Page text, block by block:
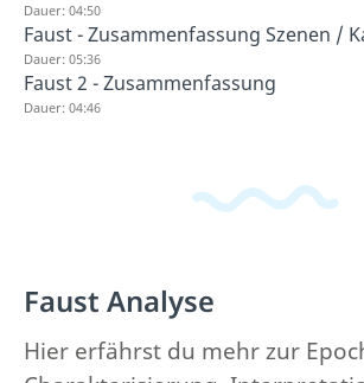
Dauer: 04:50
Faust - Zusammenfassung Szenen /
Dauer: 05:36
Faust 2 - Zusammenfassung
Dauer: 04:46
Faust Analyse
Hier erfährst du mehr zur